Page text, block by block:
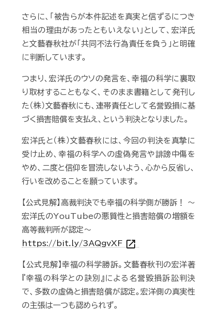
さらに、「被告らが本件記述を真実と信ずるにつき
相当の理由があったともいえない」として、宏洋氏
と文藝春秋社が「共同不法行為責任を負う」と明確
に判断しています。
つまり、宏洋氏のウソの発言を、幸福の科学に裏取
り取材することもなく、そのまま書籍として発刊し
た（株）文藝春秋にも、連帯責任として名誉毀損に基
づく損害賠償を支払え、という判決となりました。
宏洋氏と（株）文藝春秋には、今回の判決を真摯に
受け止め、幸福の科学への虚偽発言や誹謗中傷を
やめ、二度と信仰を冒涜しないよう、心から反省し、
行いを改めることを願っています。
【公式見解】高裁判決でも幸福の科学側が勝訴！ ～
宏洋氏のYouTubeの悪質性と損害賠償の増額を
高等裁判所が認定～
https://bit.ly/3AQgvXF open_in_new
【公式見解】幸福の科学勝訴。文藝春秋刊の宏洋著
『幸福の科学との訣別』による名誉毀損訴訟判決
で、多数の虚偽と損害賠償が認定。宏洋側の真実性
の主張は一つも認められず。